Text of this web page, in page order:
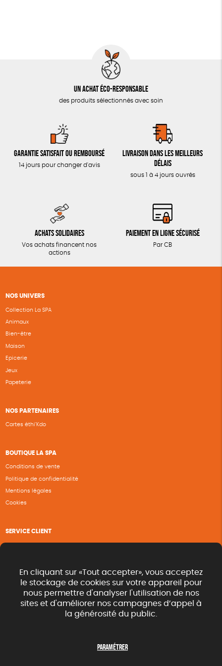
Un achat éco-responsable
des produits sélectionnés avec soin
Garantie satisfait ou remboursé
14 jours pour changer d'avis
Livraison dans les meilleurs
délais
sous 1 à 4 jours ouvrés
Achats solidaires
Vos achats financent nos
actions
Paiement en ligne sécurisé
Par CB
NOS UNIVERS
Collection La SPA
Animaux
Bien-être
Maison
Epicerie
Jeux
Papeterie
NOS PARTENAIRES
Cartes éthi’Kdo
BOUTIQUE LA SPA
Conditions de vente
Politique de confidentialité
Mentions légales
Cookies
SERVICE CLIENT
Nous contacter
Renvoyer des articles
Commande rapide catalogue
En cliquant sur «Tout accepter», vous acceptez
le stockage de cookies sur votre appareil pour
nous permettre d'analyser l'utilisation de nos
sites et d'améliorer nos campagnes d’appel à
la générosité du public.
Paramétrer